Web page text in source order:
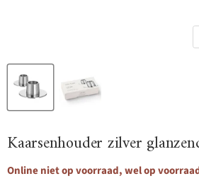
Kaarsenhouder zilver
Online niet op voorraad, wel op